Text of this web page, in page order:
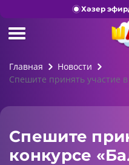
Хәзер
Главная
Новости
Спешите принять участие
Спешите
конкурсе